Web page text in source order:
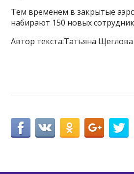
Тем временем в закрытые
набирают 150 новых
Автор текста:Татьяна Щеглова